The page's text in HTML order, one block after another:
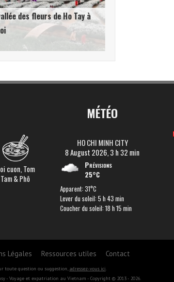
des fleurs de Ho Tay à
cuon, Tom
Tam & Phô
MÉTÉO
HO CHI MINH CITY
8 August 2026, 3 h 32 min
Prévisions
25°C
Apparent: 31°C
Lever du soleil: 5 h 43 min
Coucher du soleil: 18 h 15 min
Légales Ressources utiles Contact
toute question ou suggestion, adressez-vous ici.
- Voyage et expatriation au Vietnam - Copyright © 2013 - 2026.